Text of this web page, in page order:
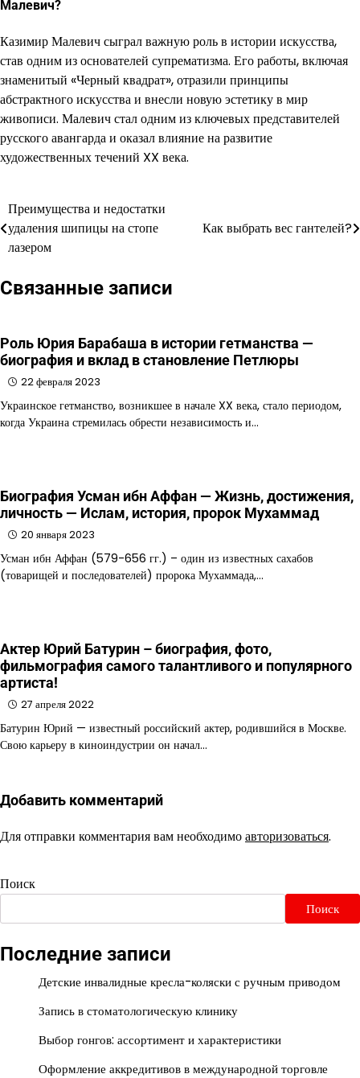
Малевич?
Казимир Малевич сыграл важную роль в истории искусства,
став одним из основателей супрематизма. Его работы, включая
знаменитый «Черный квадрат», отразили принципы
абстрактного искусства и внесли новую эстетику в мир
живописи. Малевич стал одним из ключевых представителей
русского авангарда и оказал влияние на развитие
художественных течений XX века.
Навигация
по
Преимущества и недостатки
удаления шипицы на стопе
лазером
Как выбрать вес гантелей?
Связанные записи
Роль Юрия Барабаша в истории гетманства —
биография и вклад в становление Петлюры
22 февраля 2023
Украинское гетманство, возникшее в начале XX века, стало периодом,
когда Украина стремилась обрести независимость и…
Биография Усман ибн Аффан — Жизнь, достижения,
личность — Ислам, история, пророк Мухаммад
20 января 2023
Усман ибн Аффан (579-656 гг.) – один из известных сахабов
(товарищей и последователей) пророка Мухаммада,…
Актер Юрий Батурин – биография, фото,
фильмография самого талантливого и популярного
артиста!
27 апреля 2022
Батурин Юрий — известный российский актер, родившийся в Москве.
Свою карьеру в киноиндустрии он начал…
Добавить комментарий
Для отправки комментария вам необходимоавторизоваться.
Поиск
Поиск
Последние записи
Детские инвалидные кресла-коляски с ручным приводом
Запись в стоматологическую клинику
Выбор гонгов: ассортимент и характеристики
Оформление аккредитивов в международной торговле